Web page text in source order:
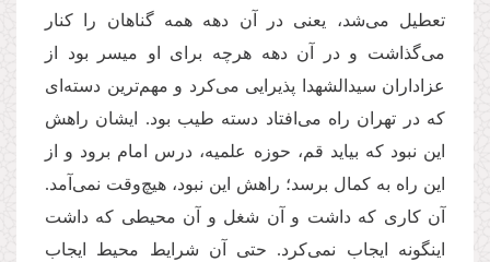
تعطیل می‌شد، یعنی در آن دهه همه گناهان را کنار
می‌گذاشت و در آن دهه هرچه برای او میسر بود از
عزاداران سیدالشهدا پذیرایی می‌کرد و مهم‌ترین دسته‌ای
که در تهران راه می‌افتاد دسته طیب بود. ایشان راهش
این نبود که بیاید قم، حوزه علمیه، درس امام برود و از
این راه به کمال برسد؛ راهش این نبود، هیچ‌وقت نمی‌آمد.
آن کاری که داشت و آن شغل و آن محیطی که داشت
اینگونه ایجاب نمی‌کرد. حتی آن شرایط محیط ایجاب